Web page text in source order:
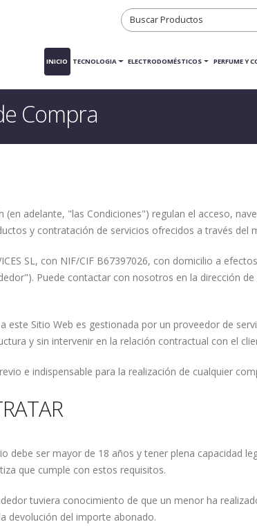
INICIO TECNOLOGIA ELECTRODOMÉSTICOS PERFUME Y
Compra
adelante, "las Condiciones") regulan el acceso,
y contratación de servicios ofrecidos a través del
SL, con NIF/CIF B67397026, con domicilio a
Puede contactar con nosotros en la dirección
Sitio Web es gestionada por un proveedor de
y sin intervenir en la relación contractual con el
e indispensable para la realización de cualquier
debe ser mayor de 18 años y tener plena capacidad
que cumple con estos requisitos.
tuviera conocimiento de que un menor ha
devolución del importe abonado.